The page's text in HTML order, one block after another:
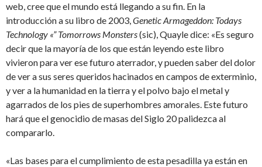
web, cree que el mundo está llegando a su fin. En la
introducción a su libro de 2003,Genetic Armageddon: Todays
Technology «” Tomorrows Monsters(sic), Quayle dice: «Es seguro
decir que la mayoría de los que están leyendo este libro
vivieron para ver ese futuro aterrador, y pueden saber del dolor
de ver a sus seres queridos hacinados en campos de exterminio,
y ver a la humanidad en la tierra y el polvo bajo el metal y
agarrados de los pies de superhombres amorales. Este futuro
hará que el genocidio de masas del Siglo 20 palidezca al
compararlo.
«Las bases para el cumplimiento de esta pesadilla ya están en